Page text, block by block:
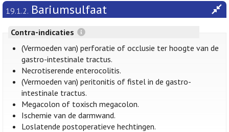
19.1.2. Bariumsulfaat
Contra-indicaties
(Vermoeden van) perforatie of occlusie ter hoogte van de
gastro-intestinale tractus.
Necrotiserende enterocolitis.
(Vermoeden van) peritonitis of fistel in de gastro-
intestinale tractus.
Megacolon of toxisch megacolon.
Ischemie van de darmwand.
Loslatende postoperatieve hechtingen.